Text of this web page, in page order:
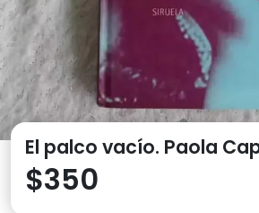
El palco vacío. Paola
$350